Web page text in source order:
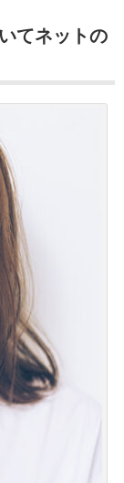
てネットの